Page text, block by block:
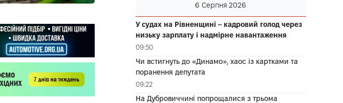
6 Серпня 2026
У судах на Рівненщині – кадровий голод через
низьку зарплату і надмірне навантаження
09:50
Чи встигнуть до «Динамо», хаос із картками та
поранення депутата
09:22
На Дубровиччині попрощалися з трьома